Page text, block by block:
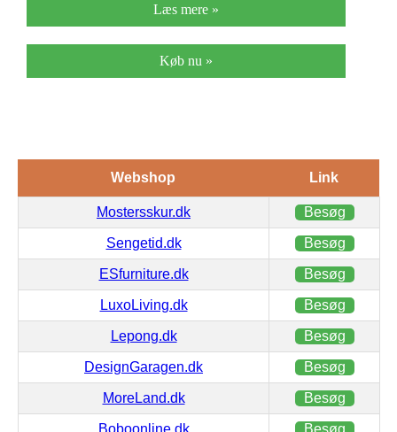
Læs mere »
Køb nu »
Webshop Link
Mostersskur.dk Besøg
Sengetid.dk Besøg
ESfurniture.dk Besøg
LuxoLiving.dk Besøg
Lepong.dk Besøg
DesignGaragen.dk Besøg
MoreLand.dk Besøg
Boboonline.dk Besøg